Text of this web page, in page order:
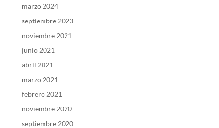
marzo 2024
septiembre 2023
noviembre 2021
junio 2021
abril 2021
marzo 2021
febrero 2021
noviembre 2020
septiembre 2020